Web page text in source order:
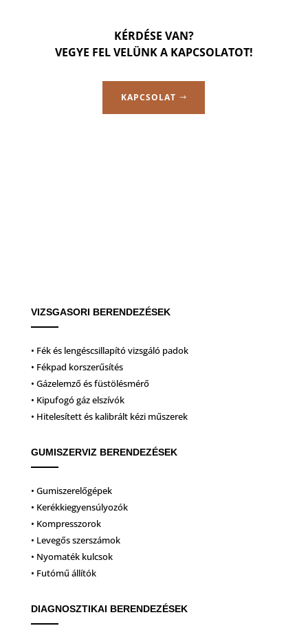
KÉRDÉSE VAN?
VEGYE FEL VELÜNK A KAPCSOLATOT!
KAPCSOLAT
VIZSGASORI BERENDEZÉSEK
• Fék és lengéscsillapító vizsgáló padok
• Fékpad korszerűsítés
• Gázelemző és füstölésmérő
• Kipufogó gáz elszívók
• Hitelesített és kalibrált kézi műszerek
GUMISZERVIZ BERENDEZÉSEK
• Gumiszerelőgépek
• Kerékkiegyensúlyozók
• Kompresszorok
• Levegős szerszámok
• Nyomaték kulcsok
• Futómű állítók
DIAGNOSZTIKAI BERENDEZÉSEK